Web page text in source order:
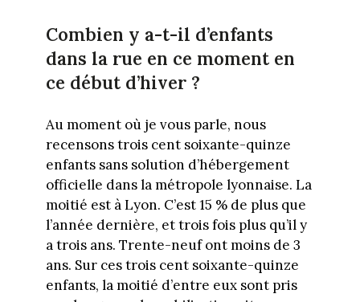
Combien y a-t-il d’enfants
dans la rue en ce moment en
ce début d’hiver ?
Au moment où je vous parle, nous
recensons trois cent soixante-quinze
enfants sans solution d’hébergement
officielle dans la métropole lyonnaise. La
moitié est à Lyon. C’est 15 % de plus que
l’année dernière, et trois fois plus qu’il y
a trois ans. Trente-neuf ont moins de 3
ans. Sur ces trois cent soixante-quinze
enfants, la moitié d’entre eux sont pris